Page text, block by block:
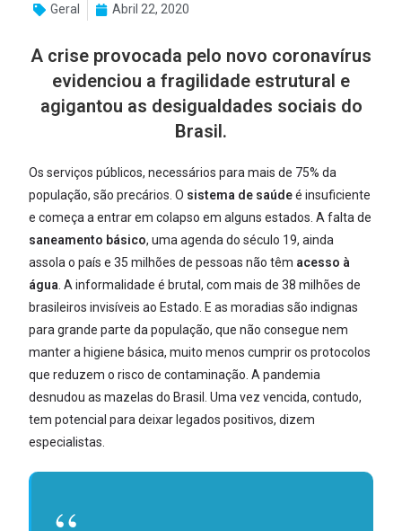
Geral Abril 22, 2020
A crise provocada pelo novo coronavírus
evidenciou a fragilidade estrutural e
agigantou as desigualdades sociais do
Brasil.
Os serviços públicos, necessários para mais de 75% da
população, são precários. O sistema de saúdeé insuficiente
e começa a entrar em colapso em alguns estados. A falta de
saneamento básico, uma agenda do século 19, ainda
assola o país e 35 milhões de pessoas não têm acesso à
água . A informalidade é brutal, com mais de 38 milhões de
brasileiros invisíveis ao Estado. E as moradias são indignas
para grande parte da população, que não consegue nem
manter a higiene básica, muito menos cumprir os protocolos
que reduzem o risco de contaminação. A pandemia
desnudou as mazelas do Brasil. Uma vez vencida, contudo,
tem potencial para deixar legados positivos, dizem
especialistas.